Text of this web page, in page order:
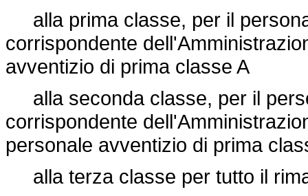
alla prima classe, per il
corrispondente
avventizio di prima classe A
alla seconda classe, per il
corrispondente
personale avventizio di prima
alla terza classe per tutto il